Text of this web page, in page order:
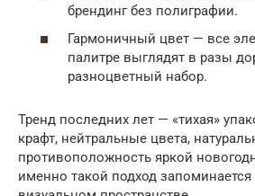
брендинг без полиграфии.
Гармоничный цвет — все
палитре выглядят в разы
разноцветный набор.
Тренд последних лет — «тихая»
крафт, нейтральные цвета,
противоположность яркой
именно такой подход